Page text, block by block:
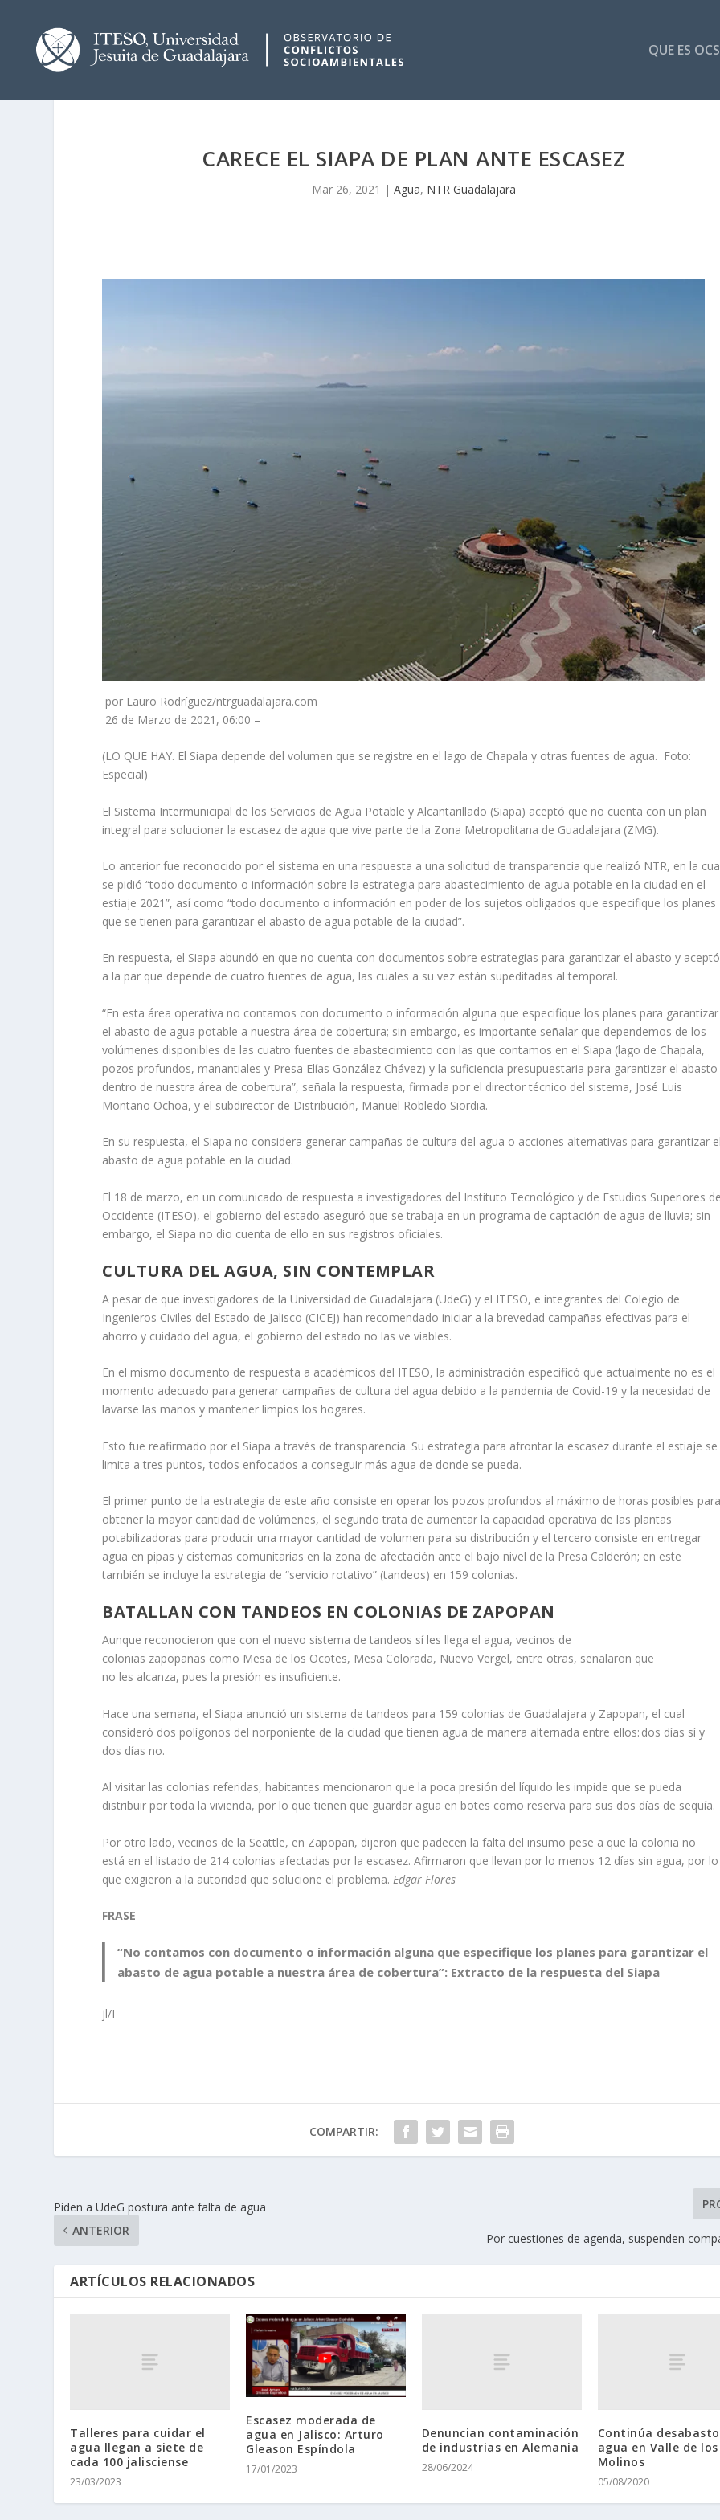
QUE ES
CARECE EL SIAPA DE PLAN ANTE ESCASEZ
Mar 26, 2021 | Agua, NTR Guadalajara
por Lauro Rodríguez/ntrguadalajara.com
26 de Marzo de 2021, 06:00 –
(LO QUE HAY. El Siapa depende del volumen que se registre en el lago de Chapala y otras fuentes de agua. Foto:
Especial)
El Sistema Intermunicipal de los Servicios de Agua Potable y Alcantarillado (Siapa) aceptó que no cuenta con un plan
integral para solucionar la escasez de agua que vive parte de la Zona Metropolitana de Guadalajara (ZMG).
Lo anterior fue reconocido por el sistema en una respuesta a una solicitud de transparencia que realizó NTR, en la
se pidió “todo documento o información sobre la estrategia para abastecimiento de agua potable en la ciudad en el
estiaje 2021”, así como “todo documento o información en poder de los sujetos obligados que especifique los planes
que se tienen para garantizar el abasto de agua potable de la ciudad”.
En respuesta, el Siapa abundó en que no cuenta con documentos sobre estrategias para garantizar el abasto y aceptó
a la par que depende de cuatro fuentes de agua, las cuales a su vez están supeditadas al temporal.
“En esta área operativa no contamos con documento o información alguna que especifique los planes para garantizar
el abasto de agua potable a nuestra área de cobertura; sin embargo, es importante señalar que dependemos de los
volúmenes disponibles de las cuatro fuentes de abastecimiento con las que contamos en el Siapa (lago de Chapala,
pozos profundos, manantiales y Presa Elías González Chávez) y la suficiencia presupuestaria para garantizar el abasto
dentro de nuestra área de cobertura”, señala la respuesta, firmada por el director técnico del sistema, José Luis
Montaño Ochoa, y el subdirector de Distribución, Manuel Robledo Siordia.
En su respuesta, el Siapa no considera generar campañas de cultura del agua o acciones alternativas para garantizar
abasto de agua potable en la ciudad.
El 18 de marzo, en un comunicado de respuesta a investigadores del Instituto Tecnológico y de Estudios Superiores
Occidente (ITESO), el gobierno del estado aseguró que se trabaja en un programa de captación de agua de lluvia; sin
embargo, el Siapa no dio cuenta de ello en sus registros oficiales.
CULTURA DEL AGUA, SIN CONTEMPLAR
A pesar de que investigadores de la Universidad de Guadalajara (UdeG) y el ITESO, e integrantes del Colegio de
Ingenieros Civiles del Estado de Jalisco (CICEJ) han recomendado iniciar a la brevedad campañas efectivas para el
ahorro y cuidado del agua, el gobierno del estado no las ve viables.
En el mismo documento de respuesta a académicos del ITESO, la administración especificó que actualmente no es el
momento adecuado para generar campañas de cultura del agua debido a la pandemia de Covid-19 y la necesidad de
lavarse las manos y mantener limpios los hogares.
Esto fue reafirmado por el Siapa a través de transparencia. Su estrategia para afrontar la escasez durante el estiaje se
limita a tres puntos, todos enfocados a conseguir más agua de donde se pueda.
El primer punto de la estrategia de este año consiste en operar los pozos profundos al máximo de horas posibles
obtener la mayor cantidad de volúmenes, el segundo trata de aumentar la capacidad operativa de las plantas
potabilizadoras para producir una mayor cantidad de volumen para su distribución y el tercero consiste en entregar
agua en pipas y cisternas comunitarias en la zona de afectación ante el bajo nivel de la Presa Calderón; en este
también se incluye la estrategia de “servicio rotativo” (tandeos) en 159 colonias.
BATALLAN CON TANDEOS EN COLONIAS DE ZAPOPAN
Aunque reconocieron que con el nuevo sistema de tandeos sí les llega el agua, vecinos de
colonias zapopanas como Mesa de los Ocotes, Mesa Colorada, Nuevo Vergel, entre otras, señalaron que
no les alcanza, pues la presión es insuficiente.
Hace una semana, el Siapa anunció un sistema de tandeos para 159 colonias de Guadalajara y Zapopan, el cual
consideró dos polígonos del norponiente de la ciudad que tienen agua de manera alternada entre ellos: dos días sí y
dos días no.
Al visitar las colonias referidas, habitantes mencionaron que la poca presión del líquido les impide que se pueda
distribuir por toda la vivienda, por lo que tienen que guardar agua en botes como reserva para sus dos días de sequía.
Por otro lado, vecinos de la Seattle, en Zapopan, dijeron que padecen la falta del insumo pese a que la colonia no
está en el listado de 214 colonias afectadas por la escasez. Afirmaron que llevan por lo menos 12 días sin agua, por lo
que exigieron a la autoridad que solucione el problema. Edgar Flores
FRASE
“No contamos con documento o información alguna que especifique los planes para garantizar el
abasto de agua potable a nuestra área de cobertura”: Extracto de la respuesta del Siapa
jl/I
COMPARTIR:
Piden a UdeG postura ante falta de agua
ANTERIOR
Por cuestiones de agenda, suspenden
ARTÍCULOS RELACIONADOS
Talleres para cuidar el
agua llegan a siete de
cada 100 jalisciense
23/03/2023
Escasez moderada de
agua en Jalisco: Arturo
Gleason Espíndola
17/01/2023
Denuncian contaminación
de industrias en Alemania
28/06/2024
Continúa
agua en Valle de los
Molinos
05/08/2020